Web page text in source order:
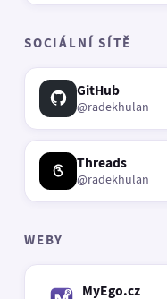
SOCIÁLNÍ SÍTĚ
GitHub
@radekhulan
Threads
@radekhulan
WEBY
MyEgo.cz